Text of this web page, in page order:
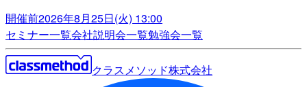
開催前2026年8月25日(火) 13:00
セミナー一覧会社説明会一覧勉強会一覧
クラスメソッド株式会社